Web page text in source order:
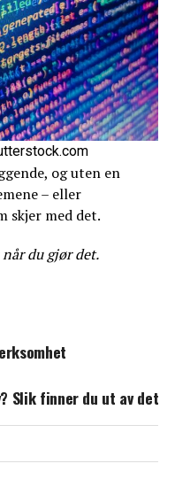
og uten en
– eller
skjer med det.
du gjør det.
Slik finner du ut av det